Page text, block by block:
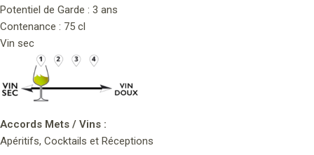
Potentiel de Garde : 3 ans
Contenance : 75 cl
Vin sec
Accords Mets / Vins :
Apéritifs, Cocktails et Réceptions